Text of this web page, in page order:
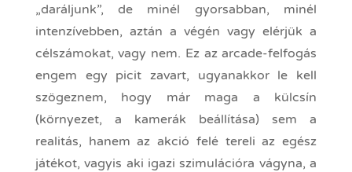
„daráljunk”, de minél gyorsabban, minél
intenzívebben, aztán a végén vagy elérjük a
célszámokat, vagy nem. Ez az arcade-felfogás
engem egy picit zavart, ugyanakkor le kell
szögeznem, hogy már maga a külcsín
(környezet, a kamerák beállítása) sem a
realitás, hanem az akció felé tereli az egész
játékot, vagyis aki igazi szimulációra vágyna, a